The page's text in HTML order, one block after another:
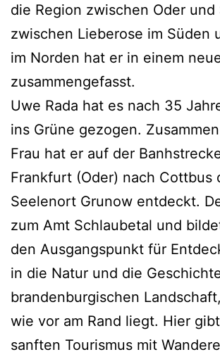
die Region zwischen Oder und
zwischen Lieberose im Süden
im Norden hat er in einem
zusammengefasst.
Uwe Rada hat es nach 35
ins Grüne gezogen.
Frau hat er auf der
Frankfurt (Oder) nach Cottbus
Seelenort Grunow entdeckt.
zum Amt Schlaubetal und
den Ausgangspunkt für
in die Natur und die
brandenburgischen
wie vor am Rand liegt. Hier
sanften Tourismus mit